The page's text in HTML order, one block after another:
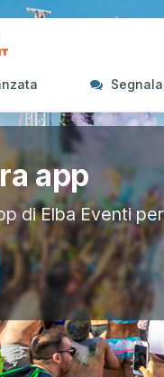
app
di Elba Eventi